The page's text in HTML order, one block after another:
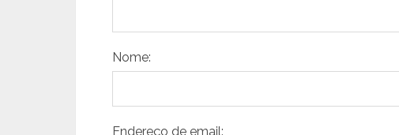
Nome:
Endereço de email: